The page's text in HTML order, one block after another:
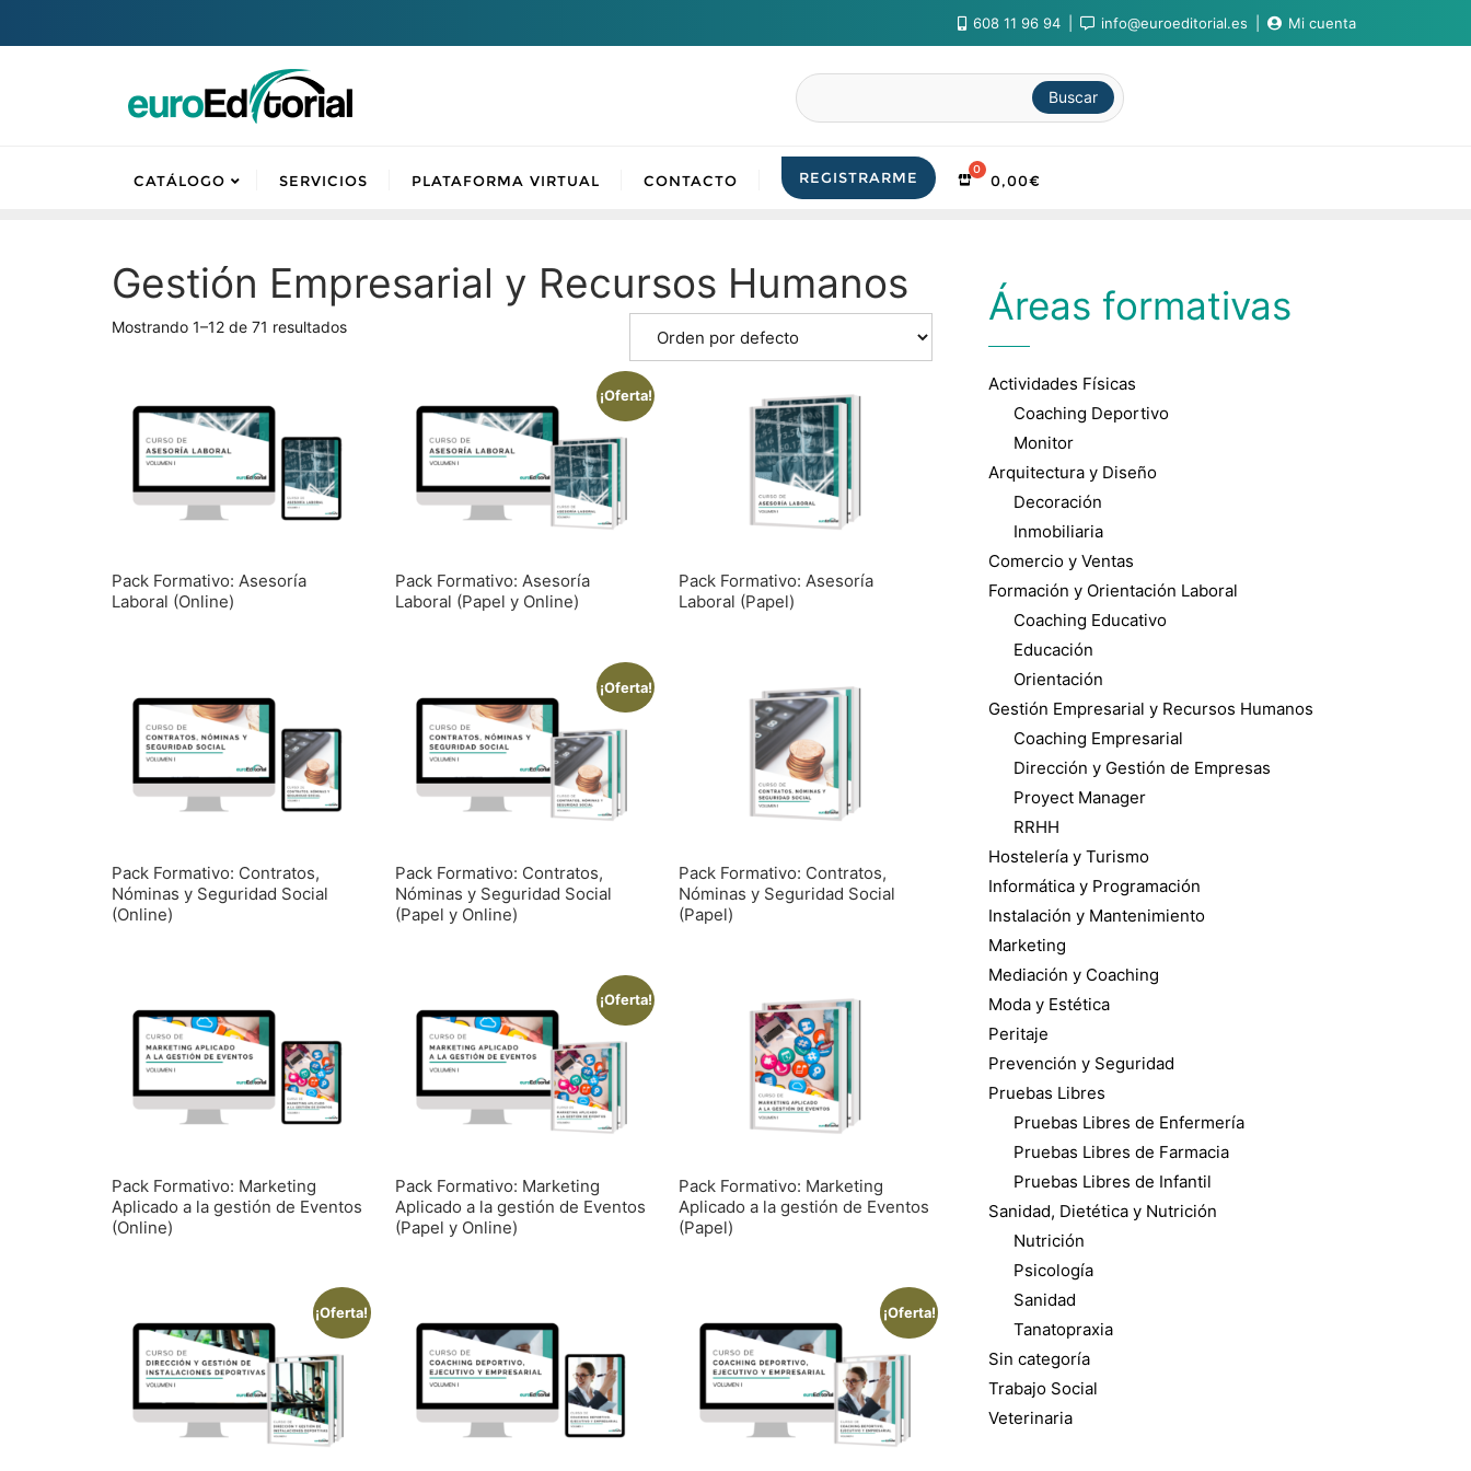
608 11 96 94 info@euroeditorial.es Mi cuenta
Buscar
CATÁLOGO SERVICIOS PLATAFORMA VIRTUAL CONTACTO REGISTRARME 0,00€
Gestión Empresarial y Recursos Humanos
Mostrando 1–12 de 71 resultados
Pack Formativo: Asesoría
Laboral (Online)
¡Oferta!
Pack Formativo: Asesoría
Laboral (Papel y Online)
Pack Formativo: Asesoría
Laboral (Papel)
Pack Formativo: Contratos,
Nóminas y Seguridad Social
(Online)
¡Oferta!
Pack Formativo: Contratos,
Nóminas y Seguridad Social
(Papel y Online)
Pack Formativo: Contratos,
Nóminas y Seguridad Social
(Papel)
Pack Formativo: Marketing
Aplicado a la gestión de Eventos
(Online)
¡Oferta!
Pack Formativo: Marketing
Aplicado a la gestión de Eventos
(Papel y Online)
Pack Formativo: Marketing
Aplicado a la gestión de Eventos
(Papel)
¡Oferta! ¡Oferta!
Áreas formativas
Actividades Físicas
Coaching Deportivo
Monitor
Arquitectura y Diseño
Decoración
Inmobiliaria
Comercio y Ventas
Formación y Orientación Laboral
Coaching Educativo
Educación
Orientación
Gestión Empresarial y Recursos Humanos
Coaching Empresarial
Dirección y Gestión de Empresas
Proyect Manager
RRHH
Hostelería y Turismo
Informática y Programación
Instalación y Mantenimiento
Marketing
Mediación y Coaching
Moda y Estética
Peritaje
Prevención y Seguridad
Pruebas Libres
Pruebas Libres de Enfermería
Pruebas Libres de Farmacia
Pruebas Libres de Infantil
Sanidad, Dietética y Nutrición
Nutrición
Psicología
Sanidad
Tanatopraxia
Sin categoría
Trabajo Social
Veterinaria